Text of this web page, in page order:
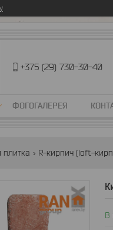
+375 (29) 730-30-40
ФОГОГАЛЕРЕЯ
плитка R-кирпич (loft-
В